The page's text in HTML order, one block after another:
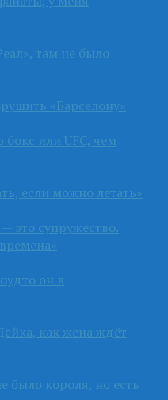
там не было
«Барселону»
или UFC, чем
если можно летать»
это супружество.
он в
как жена ждёт
было короля, но есть